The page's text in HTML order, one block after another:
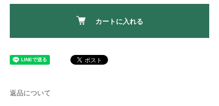
カートに入れる
返品について